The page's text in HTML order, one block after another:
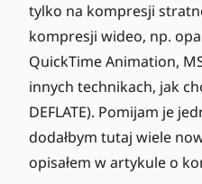
tylko na kompresji
kompresji wideo, np.
QuickTime Animation,
innych technikach, jak
DEFLATE). Pomijam je
dodałbym tutaj wiele
opisałem w artykule o